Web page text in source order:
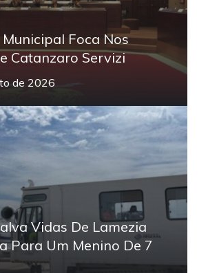
Foca Nos
Catanzaro Servizi
de 2026
Vidas De Lamezia
Para Um Menino De 7